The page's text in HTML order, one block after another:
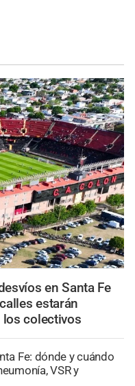
en Santa Fe
estarán
colectivos
Fe: dónde y cuándo
VSR y